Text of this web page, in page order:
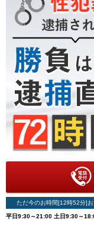
ただ今のお時間[12時52分]お
平日9:30～21:00 土日9:30～